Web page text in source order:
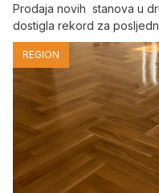
Prodaja novih stanova u
dostigla rekord za
REGION